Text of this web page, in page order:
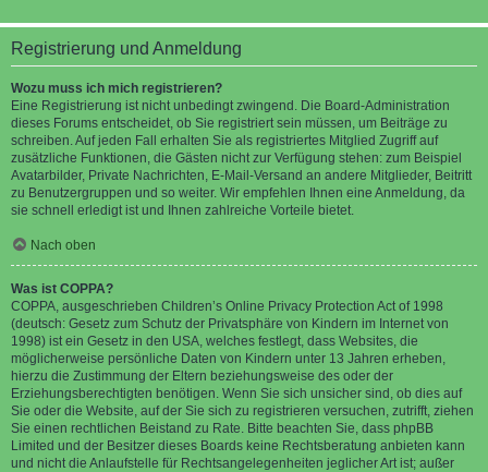
Registrierung und Anmeldung
Wozu muss ich mich registrieren?
Eine Registrierung ist nicht unbedingt zwingend. Die Board-Administration
dieses Forums entscheidet, ob Sie registriert sein müssen, um Beiträge zu
schreiben. Auf jeden Fall erhalten Sie als registriertes Mitglied Zugriff auf
zusätzliche Funktionen, die Gästen nicht zur Verfügung stehen: zum Beispiel
Avatarbilder, Private Nachrichten, E-Mail-Versand an andere Mitglieder, Beitritt
zu Benutzergruppen und so weiter. Wir empfehlen Ihnen eine Anmeldung, da
sie schnell erledigt ist und Ihnen zahlreiche Vorteile bietet.
Nach oben
Was ist COPPA?
COPPA, ausgeschrieben Children’s Online Privacy Protection Act of 1998
(deutsch: Gesetz zum Schutz der Privatsphäre von Kindern im Internet von
1998) ist ein Gesetz in den USA, welches festlegt, dass Websites, die
möglicherweise persönliche Daten von Kindern unter 13 Jahren erheben,
hierzu die Zustimmung der Eltern beziehungsweise des oder der
Erziehungsberechtigten benötigen. Wenn Sie sich unsicher sind, ob dies auf
Sie oder die Website, auf der Sie sich zu registrieren versuchen, zutrifft, ziehen
Sie einen rechtlichen Beistand zu Rate. Bitte beachten Sie, dass phpBB
Limited und der Besitzer dieses Boards keine Rechtsberatung anbieten kann
und nicht die Anlaufstelle für Rechtsangelegenheiten jeglicher Art ist; außer